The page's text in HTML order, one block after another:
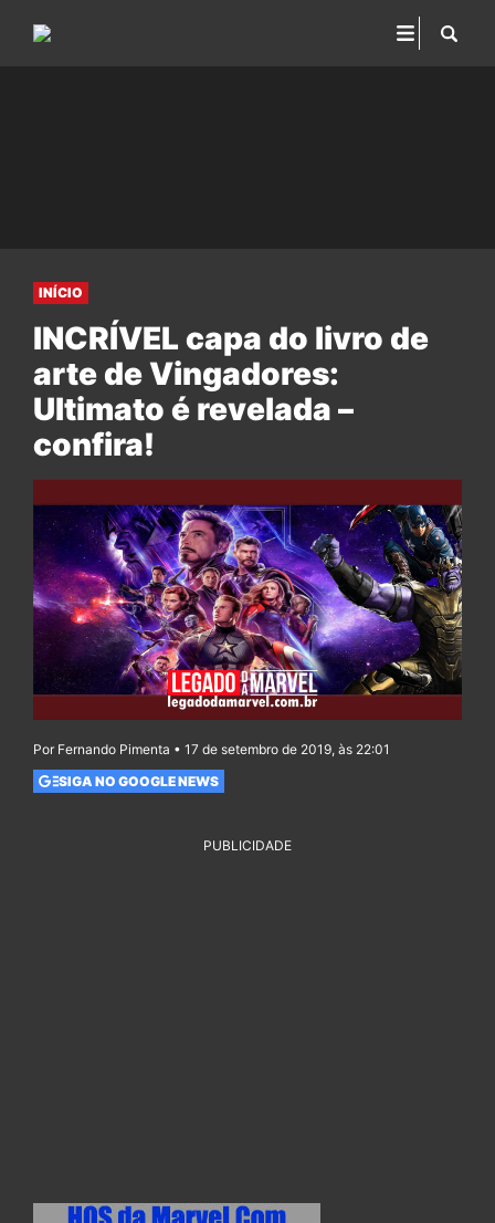
INÍCIO
INCRÍVEL capa do livro de
arte de Vingadores:
Ultimato é revelada –
confira!
Por Fernando Pimenta • 17 de setembro de 2019, às 22:01
SIGA NO GOOGLE NEWS
PUBLICIDADE